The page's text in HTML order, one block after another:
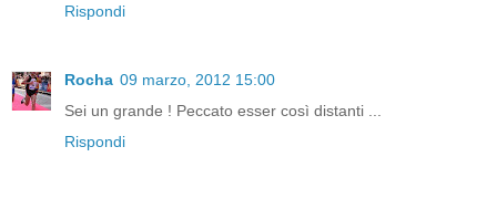
Rispondi
Rocha 09 marzo, 2012 15:00
Sei un grande ! Peccato esser così distanti ...
Rispondi